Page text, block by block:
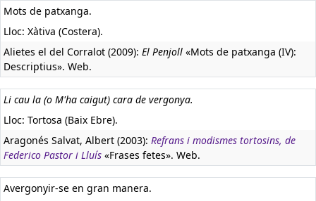
Mots de patxanga.
Lloc: Xàtiva (Costera).
Alietes el del Corralot (2009): El Penjoll «Mots de patxanga (IV):
Descriptius». Web.
Li cau la (o M'ha caigut) cara de vergonya.
Lloc: Tortosa (Baix Ebre).
Aragonés Salvat, Albert (2003): Refrans i modismes tortosins, de
Federico Pastor i Lluís «Frases fetes». Web.
Avergonyir-se en gran manera.